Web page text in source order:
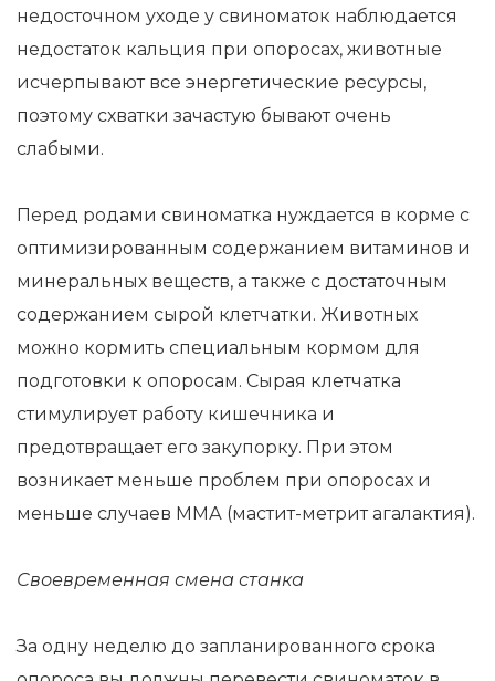
недосточном уходе у свиноматок наблюдается
недостаток кальция при опоросах, животные
исчерпывают все энергетические ресурсы,
поэтому схватки зачастую бывают очень
слабыми.
Перед родами свиноматка нуждается в корме с
оптимизированным содержанием витаминов и
минеральных веществ, а также с достаточным
содержанием сырой клетчатки. Животных
можно кормить специальным кормом для
подготовки к опоросам. Сырая клетчатка
стимулирует работу кишечника и
предотвращает его закупорку. При этом
возникает меньше проблем при опоросах и
меньше случаев ММА (мастит-метрит агалактия).
Своевременная смена станка
За одну неделю до запланированного срока